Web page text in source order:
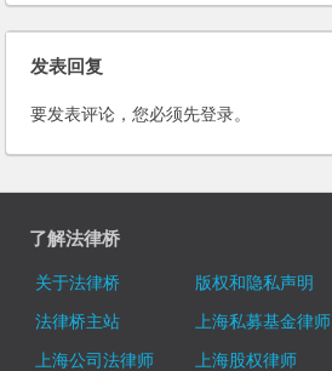
发表回复
要发表评论，您必须先登录。
了解法律桥
关于法律桥 版权和隐私声明
法律桥主站
上海私募基金律师
上海公司法律师
上海股权律师